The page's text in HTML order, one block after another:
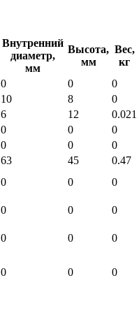
Внутренний
диаметр,
мм
Высота,
мм
Вес,
кг
0 0
0
10 8
0
6 12
0.021
0 0
0
0 0
0
63 45
0.47
0 0 0
0 0 0
0 0 0
0 0 0